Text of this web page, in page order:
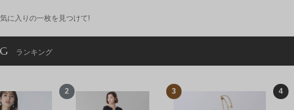
に入りの一枚を見つけて!
ランキング
2 3 4